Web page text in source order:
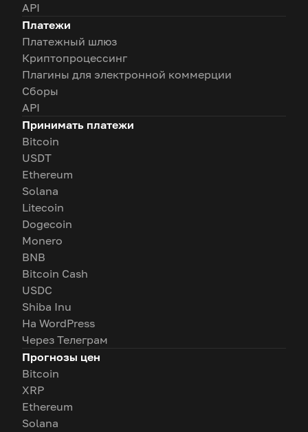
API
Платежи
Платежный шлюз
Криптопроцессинг
Плагины для электронной коммерции
Сборы
API
Принимать платежи
Bitcoin
USDT
Ethereum
Solana
Litecoin
Dogecoin
Monero
BNB
Bitcoin Cash
USDC
Shiba Inu
На WordPress
Через Телеграм
Прогнозы цен
Bitcoin
XRP
Ethereum
Solana